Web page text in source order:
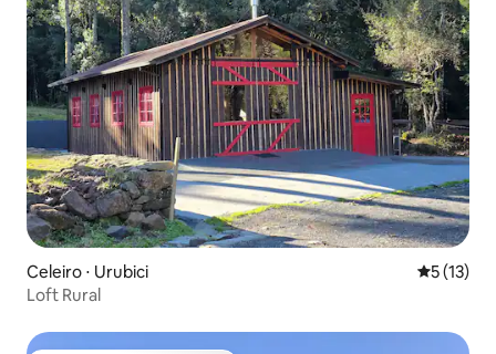
Celeiro ⋅ Urubici 5 de uma
5 (13)
Loft Rural